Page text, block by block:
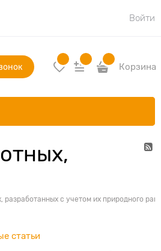
Войти
Корзина
с учетом их природного
статьи